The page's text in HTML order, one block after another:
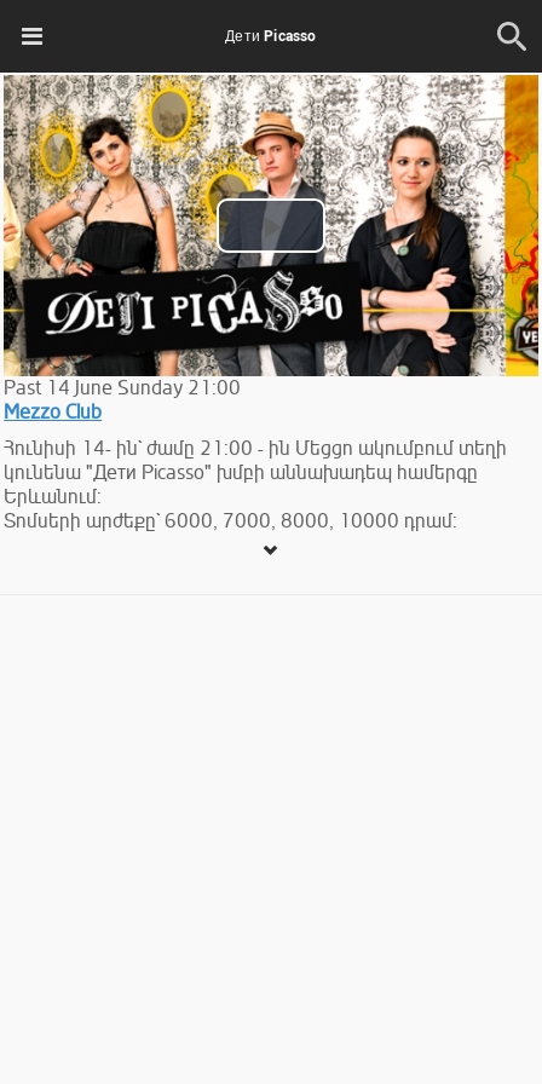
Дети Picasso
Play
Video
Past 14 June Sunday 21:00
Mezzo Club
Հունիսի 14- ին` ժամը 21:00 - ին Մեցցո ակումբում տեղի
կունենա "Дети Picasso" խմբի աննախադեպ համերգը
Երևանում:
Տոմսերի արժեքը` 6000, 7000, 8000, 10000 դրամ: